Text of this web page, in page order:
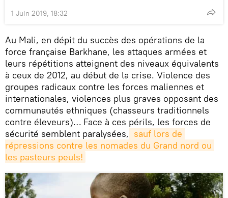
1 Juin 2019, 18:32
Au Mali, en dépit du succès des opérations de la
force française Barkhane, les attaques armées et
leurs répétitions atteignent des niveaux équivalents
à ceux de 2012, au début de la crise. Violence des
groupes radicaux contre les forces maliennes et
internationales, violences plus graves opposant des
communautés ethniques (chasseurs traditionnels
contre éleveurs)… Face à ces périls, les forces de
sécurité semblent paralysées, sauf lors de
répressions contre les nomades du Grand nord ou
les pasteurs peuls!